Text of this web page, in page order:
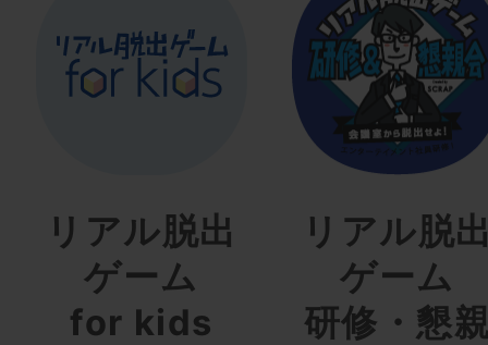
リアル脱出
ゲーム
for kids
リアル脱
ゲーム
研修・懇